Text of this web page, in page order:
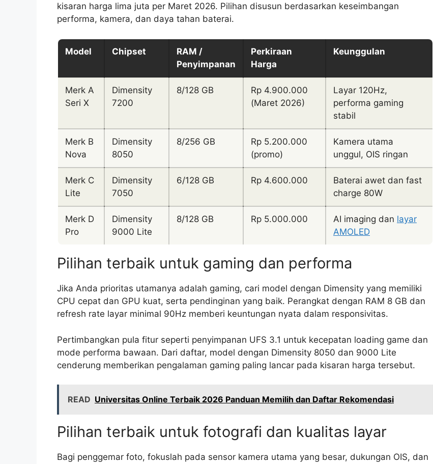
kisaran harga lima juta per Maret 2026. Pilihan disusun berdasarkan keseimbangan
performa, kamera, dan daya tahan baterai.
Model Chipset
RAM /
Penyimpanan
Perkiraan
Harga
Keunggulan
Merk A
Seri X
Dimensity
7200
8/128 GB
Rp 4.900.000
(Maret 2026)
Layar 120Hz,
performa gaming
stabil
Merk B
Nova
Dimensity
8050
8/256 GB
Rp 5.200.000
(promo)
Kamera utama
unggul, OIS ringan
Merk C
Lite
Dimensity
7050
6/128 GB Rp 4.600.000
Baterai awet dan fast
charge 80W
Merk D
Pro
Dimensity
9000 Lite
8/128 GB Rp 5.000.000 AI imaging dan layar
AMOLED
Pilihan terbaik untuk gaming dan performa
Jika Anda prioritas utamanya adalah gaming, cari model dengan Dimensity yang memiliki
CPU cepat dan GPU kuat, serta pendinginan yang baik. Perangkat dengan RAM 8 GB dan
refresh rate layar minimal 90Hz memberi keuntungan nyata dalam responsivitas.
Pertimbangkan pula fitur seperti penyimpanan UFS 3.1 untuk kecepatan loading game dan
mode performa bawaan. Dari daftar, model dengan Dimensity 8050 dan 9000 Lite
cenderung memberikan pengalaman gaming paling lancar pada kisaran harga tersebut.
READ Universitas Online Terbaik 2026 Panduan Memilih dan Daftar Rekomendasi
Pilihan terbaik untuk fotografi dan kualitas layar
Bagi penggemar foto, fokuslah pada sensor kamera utama yang besar, dukungan OIS, dan